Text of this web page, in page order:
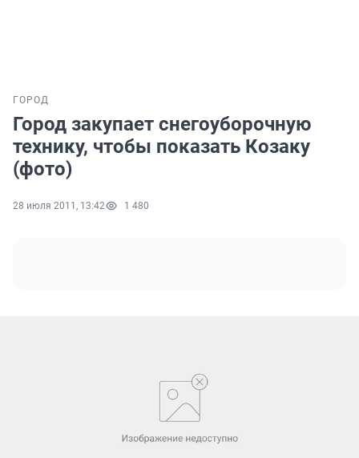
ГОРОД
Город закупает снегоуборочную
технику, чтобы показать Козаку
(фото)
28 июля 2011, 13:42 1 480